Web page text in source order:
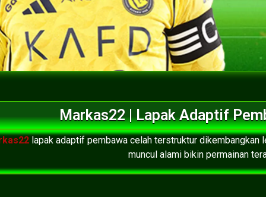
Markas22 | Lapak Adaptif
lapak adaptif pembawa celah terstruktur dikembangkan
muncul alami bikin permainan